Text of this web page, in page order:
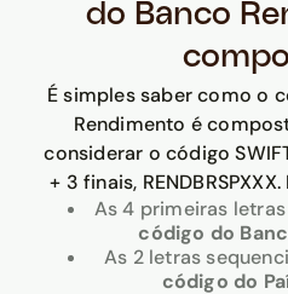
do Banco
É simples saber como o
Rendimento é
considerar o código
+ 3 finais,
As 4 primeiras
código do
As 2 letras
código do